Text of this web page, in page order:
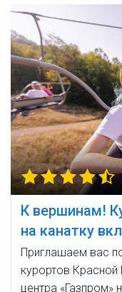
К вершинам!
на канатку
Приглашаем вас
курортов Красной
центра «Газпром»